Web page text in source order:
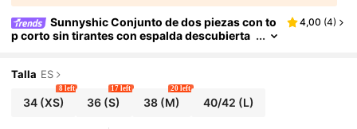
Sunnyshic Conjunto de dos piezas con to
p corto sin tirantes con espalda descubierta
y minimalista para primavera/verano, vacacione
s, playa y uso diario.
4,00 (4)
Talla ES
34(XS)
8 left
36 (S)
17 left
38(M)
20 left
40/42 (L)